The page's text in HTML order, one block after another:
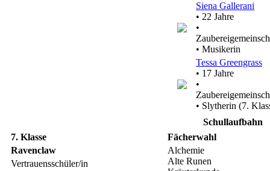
Siena Gallerani
• 22 Jahre
•
• Musikerin
Tessa Greengrass
• 17 Jahre
•
• Slytherin (7.
Schullaufbahn
7. Klasse
Ravenclaw
Vertrauensschüler/in
Fächerwahl
Alchemie
Alte Runen